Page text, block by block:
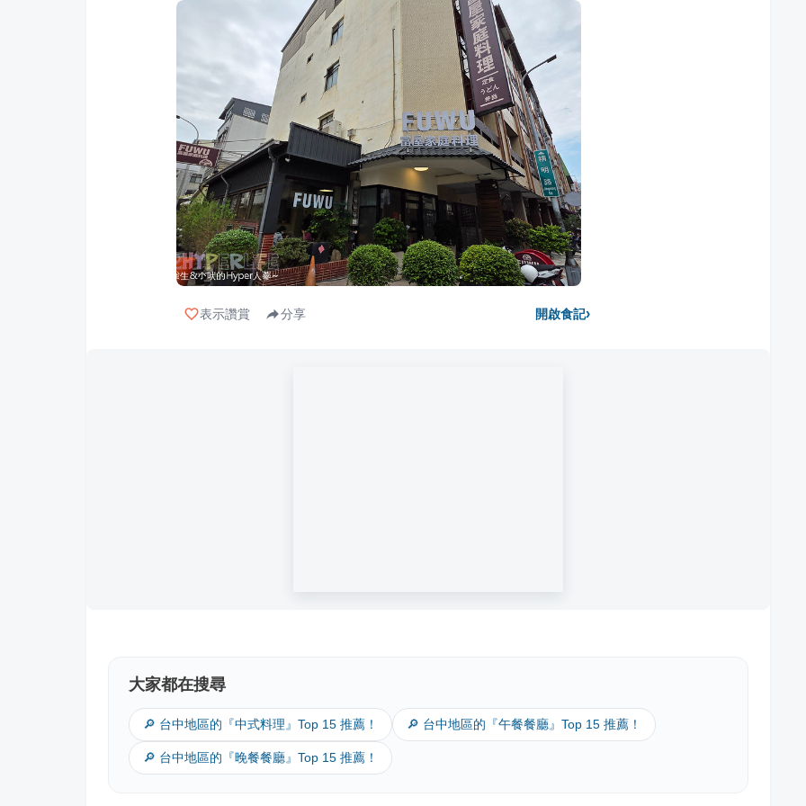
表示讚賞 分享 開啟食記›
大家都在搜尋
🔎 台中地區的『中式料理』Top 15 推薦！ 🔎 台中地區的『午餐餐廳』Top 15 推薦！
🔎 台中地區的『晚餐餐廳』Top 15 推薦！